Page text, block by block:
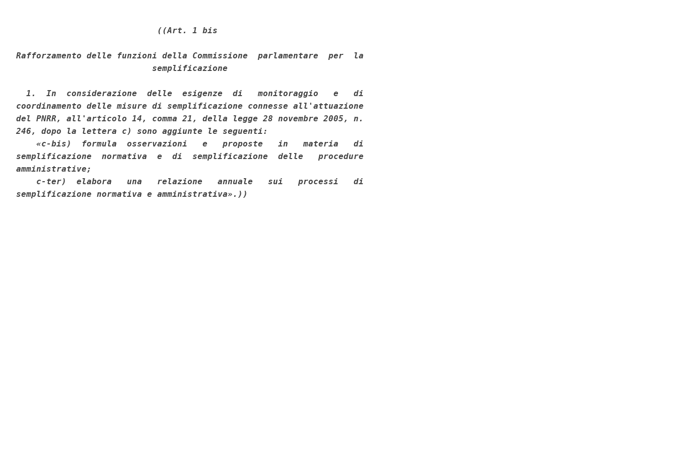
((Art. 1 bis
Rafforzamento delle funzioni della Commissione  parlamentare  per  la
                           semplificazione
  1.  In  considerazione  delle  esigenze  di   monitoraggio   e   di
coordinamento delle misure di semplificazione connesse all'attuazione
del PNRR, all'articolo 14, comma 21, della legge 28 novembre 2005, n.
246, dopo la lettera c) sono aggiunte le seguenti:
    «c-bis)  formula  osservazioni   e   proposte   in   materia   di
semplificazione  normativa  e  di  semplificazione  delle   procedure
amministrative;
    c-ter)  elabora   una   relazione   annuale   sui   processi   di
semplificazione normativa e amministrativa».))